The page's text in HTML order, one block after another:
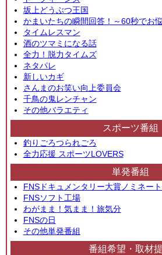
坂上どうぶつ王国
かまいたちの瞬間回答！～60秒でお
タイムレスマン
酒のツマミになる話
全力！脱力タイムズ
ネタパレ
新しいカギ
さんまのお笑い向上委員会
千鳥の鬼レンチャン
その他バラエティ
スポーツ番組
釣りごろつられごろ
全力応援 スポーツLOVERS
単発番組
FNSドキュメンタリー大賞ノミネー
FNSソフト工場
わがまま！気まま！旅気分
FNSの日
その他単発番組
番組希望・取材